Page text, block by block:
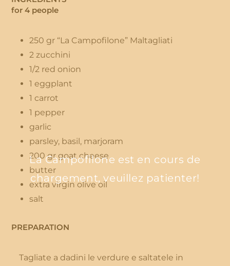
La Campofilone est en cours de
chargement, veuillez patienter!
for 4 people
250 gr “La Campofilone” Maltagliati
2 zucchini
1/2 red onion
1 eggplant
1 carrot
1 pepper
garlic
parsley, basil, marjoram
200 gr goat cheese
butter
extra virgin olive oil
salt
PREPARATION
Tagliate a dadini le verdure e saltatele in